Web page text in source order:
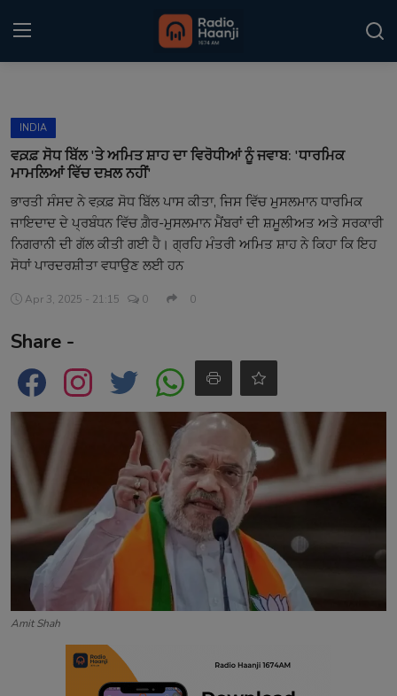
Home
Kitaab Kahani
Gallery
Sponsors
Matrimonial
Event
Contact
INDIA
ਵਕ਼ਫ਼ ਸੋਧ ਬਿੱਲ 'ਤੇ ਅਮਿਤ ਸ਼ਾਹ ਦਾ ਵਿਰੋਧੀਆਂ ਨੂੰ ਜਵਾਬ: 'ਧਾਰਮਿਕ
ਮਾਮਲਿਆਂ ਵਿੱਚ ਦਖ਼ਲ ਨਹੀਂ'
ਭਾਰਤੀ ਸੰਸਦ ਨੇ ਵਕ਼ਫ਼ ਸੋਧ ਬਿੱਲ ਪਾਸ ਕੀਤਾ, ਜਿਸ ਵਿੱਚ ਮੁਸਲਮਾਨ ਧਾਰਮਿਕ
ਜਾਇਦਾਦ ਦੇ ਪ੍ਰਬੰਧਨ ਵਿੱਚ ਗ਼ੈਰ-ਮੁਸਲਮਾਨ ਮੈਂਬਰਾਂ ਦੀ ਸ਼ਮੂਲੀਅਤ ਅਤੇ ਸਰਕਾਰੀ
ਨਿਗਰਾਨੀ ਦੀ ਗੱਲ ਕੀਤੀ ਗਈ ਹੈ। ਗ੍ਰਹਿ ਮੰਤਰੀ ਅਮਿਤ ਸ਼ਾਹ ਨੇ ਕਿਹਾ ਕਿ ਇਹ
ਸੋਧਾਂ ਪਾਰਦਰਸ਼ੀਤਾ ਵਧਾਉਣ ਲਈ ਹਨ
Apr 3, 2025 - 21:15 0 0
Share -
Amit Shah